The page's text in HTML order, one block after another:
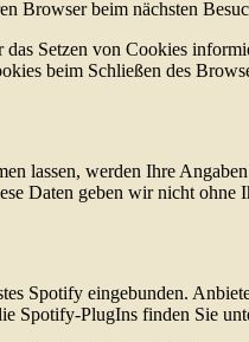
Browser beim nächsten
das Setzen von Cookies
beim Schließen des
lassen, werden Ihre
Daten geben wir nicht
Spotify eingebunden.
Spotify-PlugIns finden Sie